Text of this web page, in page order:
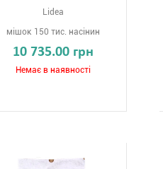
Lidea
мішок 150 тис. насінин
10 735.00 грн
Немає в наявності